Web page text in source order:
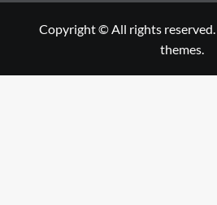
Copyright © All rights reserved.
themes.